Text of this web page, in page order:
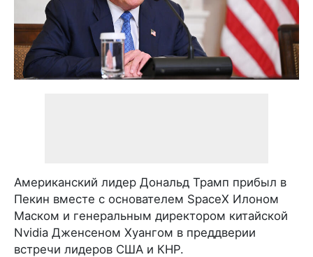
Американский лидер Дональд Трамп прибыл в
Пекин вместе с основателем SpaceX Илоном
Маском и генеральным директором китайской
Nvidia Дженсеном Хуангом в преддверии
встречи лидеров США и КНР.